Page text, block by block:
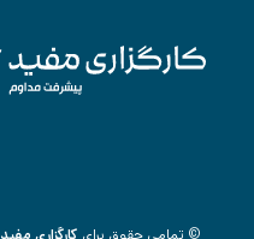
© تمامی حقوق برای کارگزاری مفید